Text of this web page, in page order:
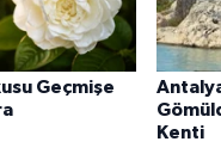
Geçmişe
Kenti